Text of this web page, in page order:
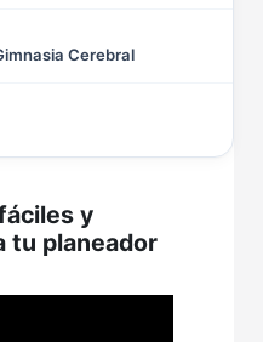
Cerebral
y
tu planeador